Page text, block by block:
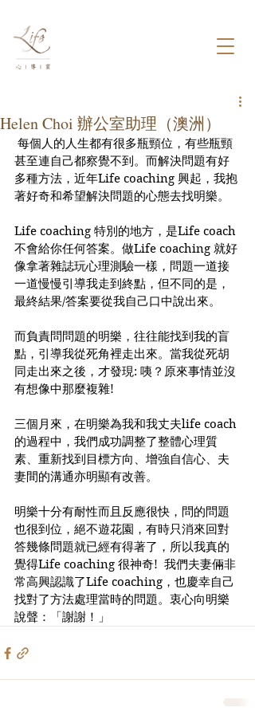
Helen Choi 辦公室助理（澳洲）
甚至連自己都察覺不到。而解決問題有好
多種方法，近年Life coaching 興起，我抱
著好奇和希望解決問題的心態去找明樂。
Life coaching 特別的地方，是Life coach
不會給你任何答案。做Life coaching 就好
像拿著雜誌玩心理測驗一樣，問題一道接
一道慢慢引導我走到終點，但不同的是，
最終結果/答案要從我自己口中說出來。
而負責問問題的明樂，往往能找到我的盲
點，引導我從死角裡走出來。當我從死胡
同走出來之後，才發現: 咦？原來事情並沒
有想像中那麼複雜!
三個月來，在明樂為我和我丈夫life coach
的過程中，我們成功調整了整體心理質
素、重新找到目標方向、增強自信心、夫
妻間的溝通亦明顯有改善。
明樂十分有耐性而且反應很快，問的問題
也很到位，絕不遊花園，有時只消來回對
答幾條問題就已經有得著了，所以我真的
覺得Life coaching 很神奇!  我們夫妻倆非
常高興認識了Life coaching，也慶幸自己
找對了方法處理當時的問題。衷心向明樂
說聲：「謝謝！」